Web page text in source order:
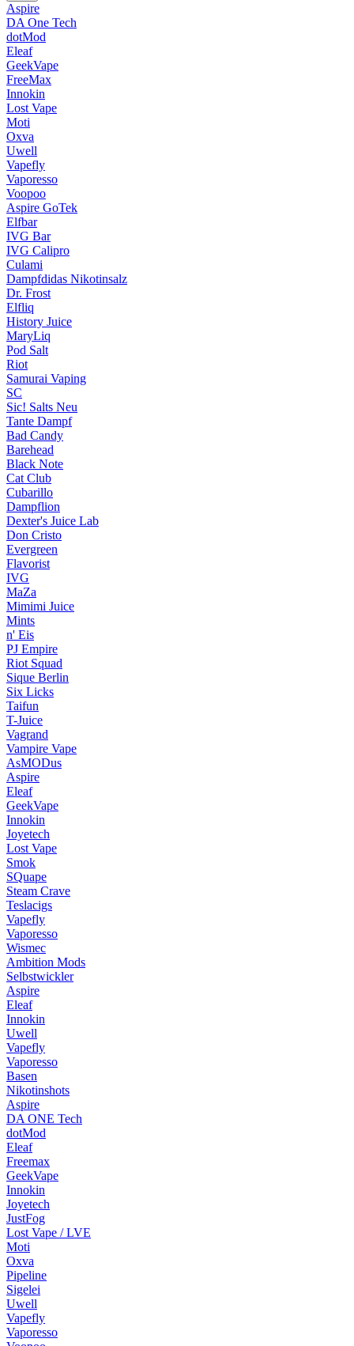
Aspire
DA One Tech
dotMod
Eleaf
GeekVape
FreeMax
Innokin
Lost Vape
Moti
Oxva
Uwell
Vapefly
Vaporesso
Voopoo
Aspire GoTek
Elfbar
IVG Bar
IVG Calipro
Culami
Dampfdidas Nikotinsalz
Dr. Frost
Elfliq
History Juice
MaryLiq
Pod Salt
Riot
Samurai Vaping
SC
Sic! Salts Neu
Tante Dampf
Bad Candy
Barehead
Black Note
Cat Club
Cubarillo
Dampflion
Dexter's Juice Lab
Don Cristo
Evergreen
Flavorist
IVG
MaZa
Mimimi Juice
Mints
n' Eis
PJ Empire
Riot Squad
Sique Berlin
Six Licks
Taifun
T-Juice
Vagrand
Vampire Vape
AsMODus
Aspire
Eleaf
GeekVape
Innokin
Joyetech
Lost Vape
Smok
SQuape
Steam Crave
Teslacigs
Vapefly
Vaporesso
Wismec
Ambition Mods
Selbstwickler
Aspire
Eleaf
Innokin
Uwell
Vapefly
Vaporesso
Basen
Nikotinshots
Aspire
DA ONE Tech
dotMod
Eleaf
Freemax
GeekVape
Innokin
Joyetech
JustFog
Lost Vape / LVE
Moti
Oxva
Pipeline
Sigelei
Uwell
Vapefly
Vaporesso